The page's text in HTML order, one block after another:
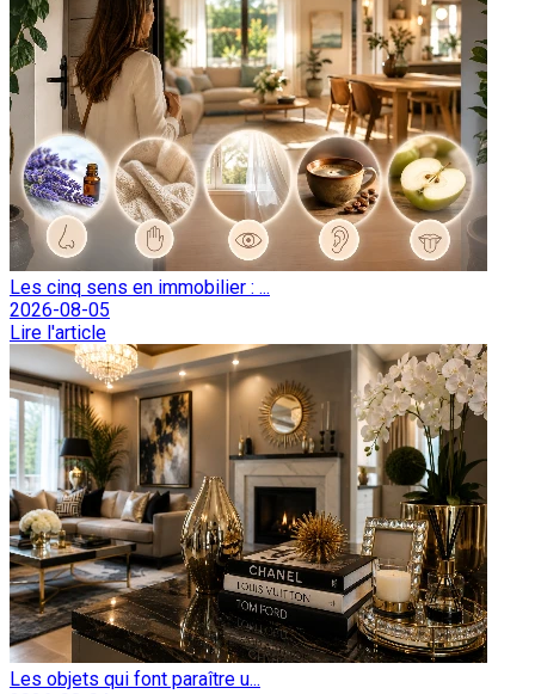
Les cinq sens en immobilier : ...
2026-08-05
Lire l'article
Les objets qui font paraître u...